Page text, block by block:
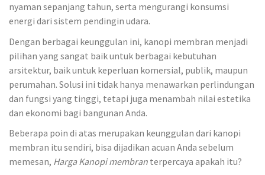
nyaman sepanjang tahun, serta mengurangi konsumsi
energi dari sistem pendingin udara.
Dengan berbagai keunggulan ini, kanopi membran menjadi
pilihan yang sangat baik untuk berbagai kebutuhan
arsitektur, baik untuk keperluan komersial, publik, maupun
perumahan. Solusi ini tidak hanya menawarkan perlindungan
dan fungsi yang tinggi, tetapi juga menambah nilai estetika
dan ekonomi bagi bangunan Anda.
Beberapa poin di atas merupakan keunggulan dari kanopi
membran itu sendiri, bisa dijadikan acuan Anda sebelum
memesan, Harga Kanopi membran terpercaya apakah itu?